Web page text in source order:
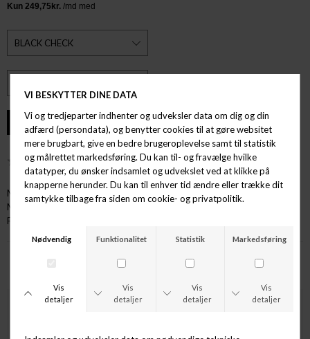
ØNSKELISTE
Mærke: Formel
Model: Kalle Chec
Farve: BLACK CHECK
ANDRE KØBTE OGSÅ